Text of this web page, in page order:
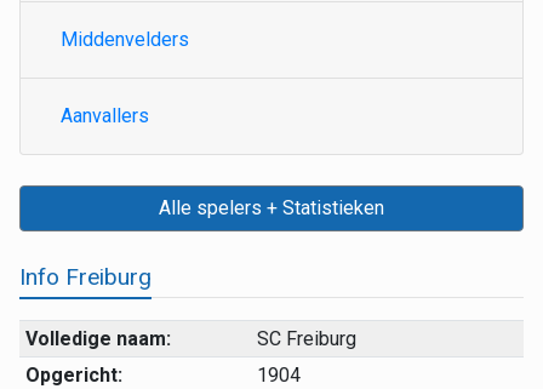
Middenvelders
Aanvallers
Alle spelers + Statistieken
Info Freiburg
Volledige naam:
SC Freiburg
Opgericht:
1904